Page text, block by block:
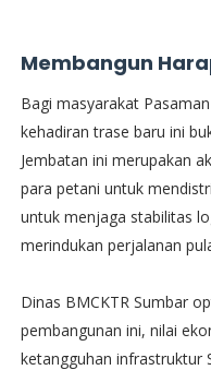
Membangun
​Bagi masyarakat
kehadiran trase baru ini
Jembatan ini merupakan
para petani untuk
untuk menjaga stabilitas
merindukan perjalanan
​Dinas BMCKTR Sumbar
pembangunan ini, nilai
ketangguhan infrastruktur